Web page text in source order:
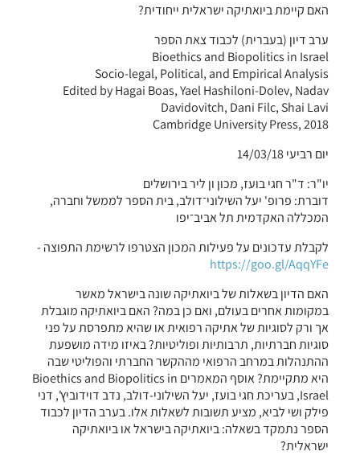
האם קיימת ביואתיקה ישראלית ייחודית?
ערב דיון (בעברית) לכבוד צאת הספר
Bioethics and Biopolitics in Israel
Socio-legal, Political, and Empirical Analysis
Edited by Hagai Boas, Yael Hashiloni-Dolev, Nadav
Davidovitch, Dani Filc, Shai Lavi
Cambridge University Press, 2018
יום רביעי 14/03/18
יו"ר: ד"ר חגי בועז, מכון ון ליר בירושלים
דוברת: פרופ' יעל השילוני־דולב, בית הספר לממשל וחברה,
המכללה האקדמית תל אביב־יפו
לקבלת עדכונים על פעילות המכון הצטרפו לרשימת התפוצה -
https://goo.gl/AqqYFe
האם הדיון בשאלות של ביואתיקה שונה בישראל מאשר
במקומות אחרים בעולם, ואם כן במה? האם ביואתיקה מוגבלת
אך ורק לסוגיות של אתיקה רפואית או שהיא מתפרסת על פני
סוגיות חברתיות, תרבותיות ופוליטיות? באיזו מידה מושפעת
ההתנהלות במרחב הרפואי מההקשר החברתי והפוליטי שבה
היא מתקיימת? אוסף המאמרים Bioethics and Biopolitics in
Israel, בעריכת חגי בועז, יעל השילוני-דולב, נדב דוידוביץ', דני
פילק ושי לביא, מציע תשובות לשאלות אלו. בערב הדיון לכבוד
הספר נתמקד בשאלה: ביואתיקה בישראל או ביואתיקה
ישראלית?